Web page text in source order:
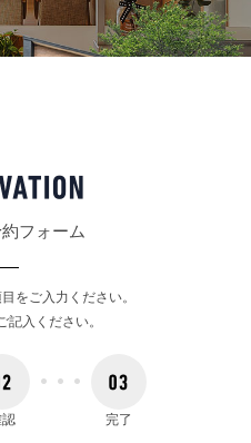
フォーム
をご入力ください。
記入ください。
完了